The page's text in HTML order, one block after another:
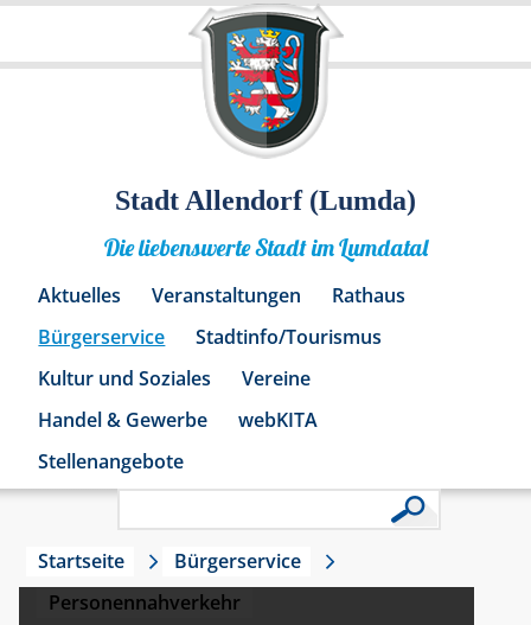
Stadt Allendorf (Lumda)
Die liebenswerte Stadt im Lumdatal
Aktuelles Veranstaltungen
Rathaus
Bürgerservice
Stadtinfo/Tourismus
Kultur und Soziales
Vereine
Handel & Gewerbe
webKITA
Stellenangebote
Startseite
Bürgerservice
Personennahverkehr